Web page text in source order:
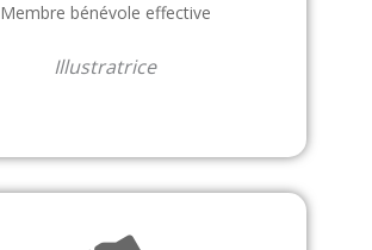
Membre bénévole effective
Illustratrice